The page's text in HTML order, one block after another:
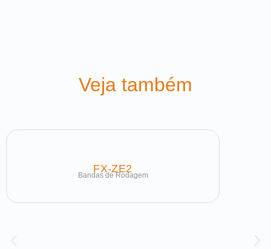
Veja também
FX-ZE2
Bandas de Rodagem